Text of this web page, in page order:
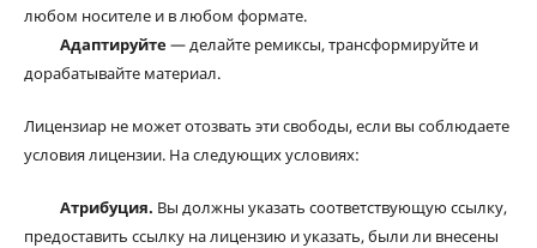
любом носителе и в любом формате.
Адаптируйте— делайте ремиксы, трансформируйте и
дорабатывайте материал.
Лицензиар не может отозвать эти свободы, если вы соблюдаете
условия лицензии. На следующих условиях:
Атрибуция. Вы должны указать соответствующую ссылку,
предоставить ссылку на лицензию и указать, были ли внесены